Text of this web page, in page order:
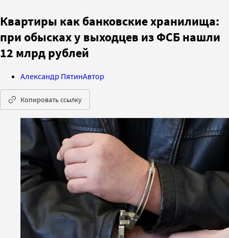
Квартиры как банковские хранилища:
при обысках у выходцев из ФСБ нашли
12 млрд рублей
Александр ПятинАвтор
Копировать ссылку